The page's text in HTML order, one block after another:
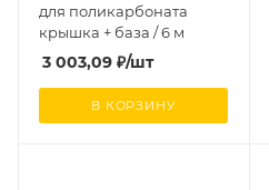
для поликарбоната
крышка + база / 6 м
3 003,09 ₽/шт
В КОРЗИНУ